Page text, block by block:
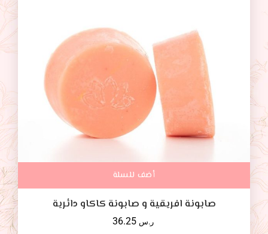
أضف للسلة
صابونة افريقية و صابونة كاكاو دائرية
ر.س